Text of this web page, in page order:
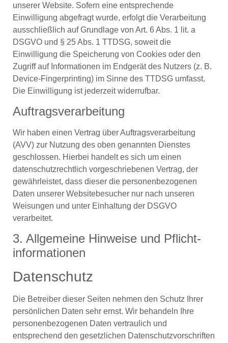
unserer Website. Sofern eine entsprechende
Einwilligung abgefragt wurde, erfolgt die Verarbeitung
ausschließlich auf Grundlage von Art. 6 Abs. 1 lit. a
DSGVO und § 25 Abs. 1 TTDSG, soweit die
Einwilligung die Speicherung von Cookies oder den
Zugriff auf Informationen im Endgerät des Nutzers (z. B.
Device-Fingerprinting) im Sinne des TTDSG umfasst.
Die Einwilligung ist jederzeit widerrufbar.
Auftragsverarbeitung
Wir haben einen Vertrag über Auftragsverarbeitung
(AVV) zur Nutzung des oben genannten Dienstes
geschlossen. Hierbei handelt es sich um einen
datenschutzrechtlich vorgeschriebenen Vertrag, der
gewährleistet, dass dieser die personenbezogenen
Daten unserer Websitebesucher nur nach unseren
Weisungen und unter Einhaltung der DSGVO
verarbeitet.
3. Allgemeine Hinweise und Pflicht­
informationen
Datenschutz
Die Betreiber dieser Seiten nehmen den Schutz Ihrer
persönlichen Daten sehr ernst. Wir behandeln Ihre
personenbezogenen Daten vertraulich und
entsprechend den gesetzlichen Datenschutzvorschriften